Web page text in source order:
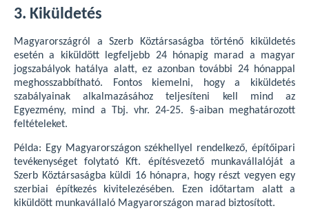
3. Kiküldetés
Magyarországról a Szerb Köztársaságba történő kiküldetés
esetén a kiküldött legfeljebb 24 hónapig marad a magyar
jogszabályok hatálya alatt, ez azonban további 24 hónappal
meghosszabbítható. Fontos kiemelni, hogy a kiküldetés
szabályainak alkalmazásához teljesíteni kell mind az
Egyezmény, mind a Tbj. vhr. 24-25. §-aiban meghatározott
feltételeket.
Példa: Egy Magyarországon székhellyel rendelkező, építőipari
tevékenységet folytató Kft. építésvezető munkavállalóját a
Szerb Köztársaságba küldi 16 hónapra, hogy részt vegyen egy
szerbiai építkezés kivitelezésében. Ezen időtartam alatt a
kiküldött munkavállaló Magyarországon marad biztosított.